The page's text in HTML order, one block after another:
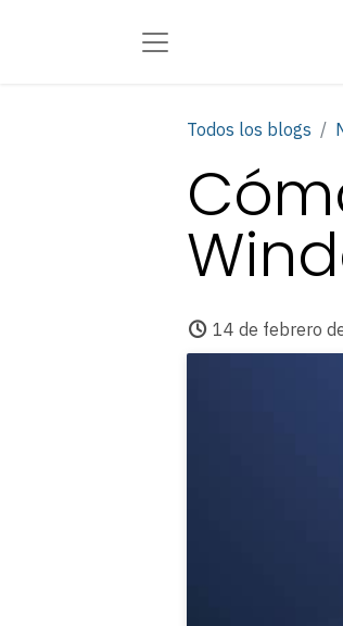
Todos los blogs
14 de febrero